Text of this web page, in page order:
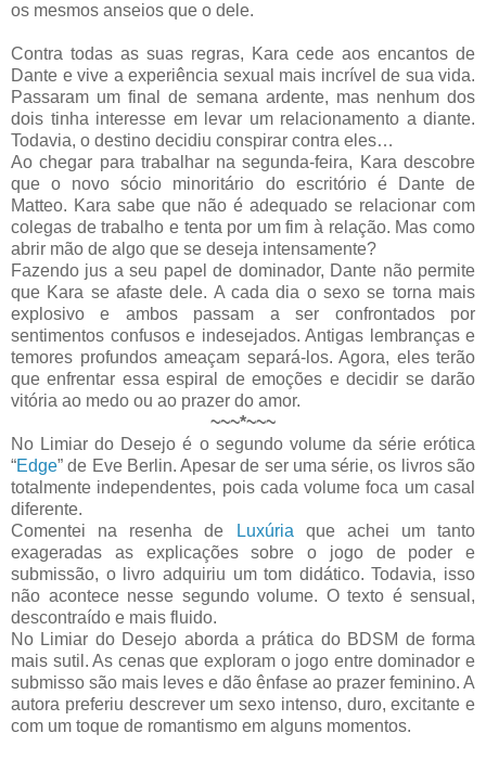
os mesmos anseios que o dele.
Contra todas as suas regras, Kara cede aos encantos de
Dante e vive a experiência sexual mais incrível de sua vida.
Passaram um final de semana ardente, mas nenhum dos
dois tinha interesse em levar um relacionamento a diante.
Todavia, o destino decidiu conspirar contra eles…
Ao chegar para trabalhar na segunda-feira, Kara descobre
que o novo sócio minoritário do escritório é Dante de
Matteo. Kara sabe que não é adequado se relacionar com
colegas de trabalho e tenta por um fim à relação. Mas como
abrir mão de algo que se deseja intensamente?
Fazendo jus a seu papel de dominador, Dante não permite
que Kara se afaste dele. A cada dia o sexo se torna mais
explosivo e ambos passam a ser confrontados por
sentimentos confusos e indesejados. Antigas lembranças e
temores profundos ameaçam separá-los. Agora, eles terão
que enfrentar essa espiral de emoções e decidir se darão
vitória ao medo ou ao prazer do amor.
~~~*~~~
No Limiar do Desejo é o segundo volume da série erótica
“Edge” de Eve Berlin. Apesar de ser uma série, os livros são
totalmente independentes, pois cada volume foca um casal
diferente.
Comentei na resenha de
Luxúria que achei um tanto
exageradas as explicações sobre o jogo de poder e
submissão, o livro adquiriu um tom didático. Todavia, isso
não acontece nesse segundo volume. O texto é sensual,
descontraído e mais fluido.
No Limiar do Desejo aborda a prática do BDSM de forma
mais sutil. As cenas que exploram o jogo entre dominador e
submisso são mais leves e dão ênfase ao prazer feminino. A
autora preferiu descrever um sexo intenso, duro, excitante e
com um toque de romantismo em alguns momentos.